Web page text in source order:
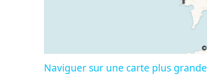
Naviguer sur une carte plus grande